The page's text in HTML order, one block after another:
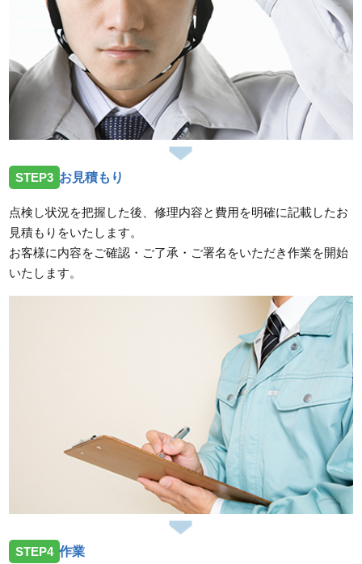
STEP3 お見積もり
点検し状況を把握した後、修理内容と費用を明確に記載したお
見積もりをいたします。
お客様に内容をご確認・ご了承・ご署名をいただき作業を開始
いたします。
STEP4 作業